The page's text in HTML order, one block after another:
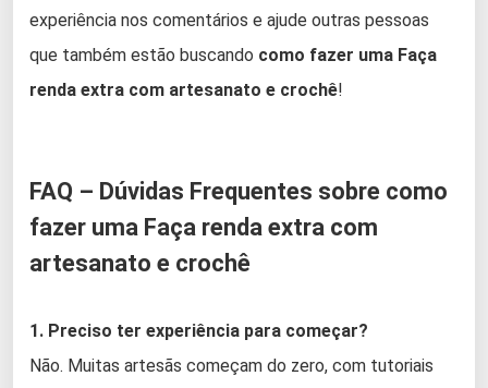
experiência nos comentários e ajude outras pessoas
que também estão buscando como fazer uma Faça
renda extra com artesanato e crochê!
FAQ – Dúvidas Frequentes sobre como
fazer uma Faça renda extra com
artesanato e crochê
1. Preciso ter experiência para começar?
Não. Muitas artesãs começam do zero, com tutoriais